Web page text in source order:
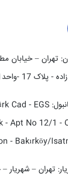
تهران – خیابان
17 -واحد1/1
Cad - EGS
- Apt No 12/1 -
- Bakırköy/